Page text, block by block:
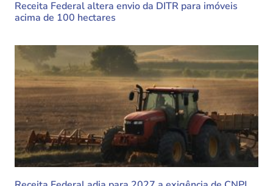
Receita Federal altera envio da DITR para imóveis
acima de 100 hectares